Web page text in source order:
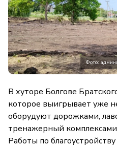
Фото:
В хуторе Болгове
которое выигрывает уже
оборудуют дорожками,
тренажерный
Работы по